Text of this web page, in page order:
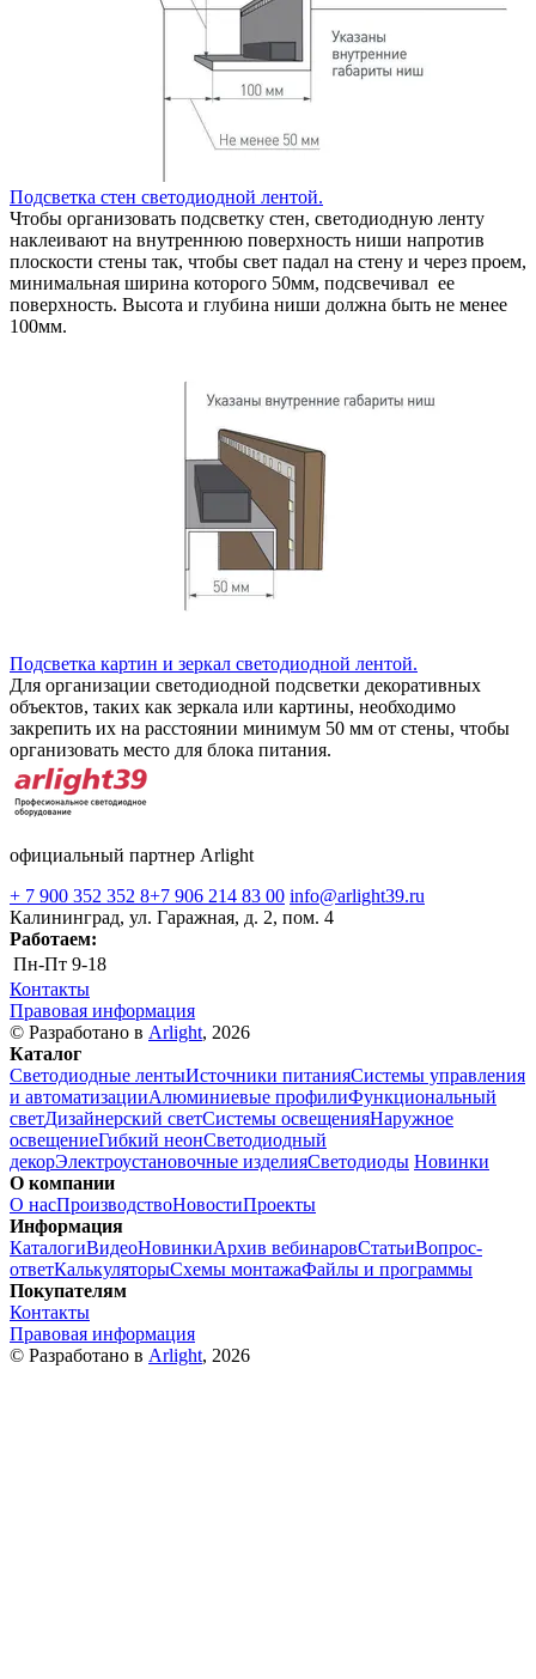
Подсветка стен светодиодной лентой.
Чтобы организовать подсветку стен, светодиодную ленту
наклеивают на внутреннюю поверхность ниши напротив
плоскости стены так, чтобы свет падал на стену и через проем,
минимальная ширина которого 50мм, подсвечивал ее
поверхность. Высота и глубина ниши должна быть не менее
100мм.
Подсветка картин и зеркал светодиодной лентой.
Для организации светодиодной подсветки декоративных
объектов, таких как зеркала или картины, необходимо
закрепить их на расстоянии минимум 50 мм от стены, чтобы
организовать место для блока питания.
официальный партнер Arlight
+ 7 900 352 352 8+7 906 214 83 00 info@arlight39.ru
Калининград, ул. Гаражная, д. 2, пом. 4
Работаем:
Пн-Пт 9-18
Контакты
Правовая информация
© Разработано в Arlight, 2026
Каталог
Светодиодные лентыИсточники питанияСистемы управления
и автоматизацииАлюминиевые профилиФункциональный
светДизайнерский светСистемы освещенияНаружное
освещениеГибкий неонСветодиодный
декорЭлектроустановочные изделияСветодиоды Новинки
О компании
О насПроизводствоНовостиПроекты
Информация
КаталогиВидеоНовинкиАрхив вебинаровСтатьиВопрос-
ответКалькуляторыСхемы монтажаФайлы и программы
Покупателям
Контакты
Правовая информация
© Разработано в Arlight, 2026